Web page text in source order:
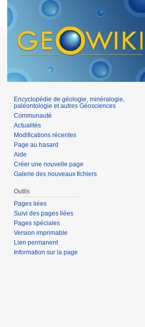
Encyclopédie de géologie, minéralogie,
paléontologie et autres Géosciences
Communauté
Actualités
Modifications récentes
Page au hasard
Aide
Créer une nouvelle page
Galerie des nouveaux fichiers
Outils
Pages liées
Suivi des pages liées
Pages spéciales
Version imprimable
Lien permanent
Information sur la page